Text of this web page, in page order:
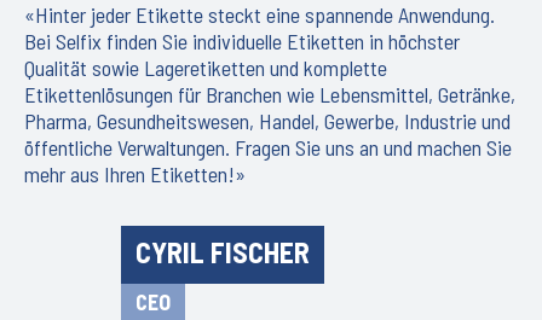
«Hinter jeder Etikette steckt eine spannende Anwendung.
Bei Selfix finden Sie individuelle Etiketten in höchster
Qualität sowie Lageretiketten und komplette
Etikettenlösungen für Branchen wie Lebensmittel, Getränke,
Pharma, Gesundheitswesen, Handel, Gewerbe, Industrie und
öffentliche Verwaltungen. Fragen Sie uns an und machen Sie
mehr aus Ihren Etiketten!»
CYRIL FISCHER
CEO